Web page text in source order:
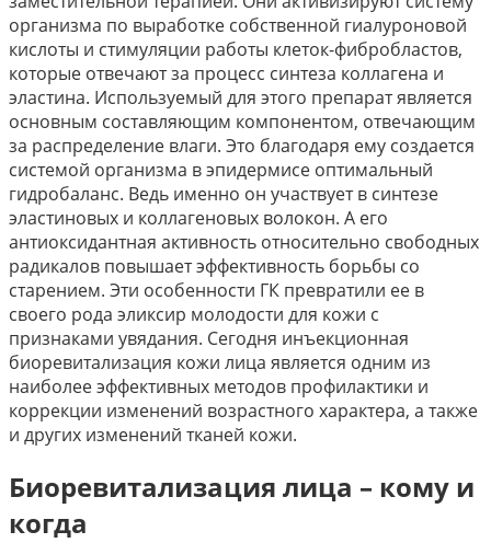
организма по выработке собственной гиалуроновой
кислоты и стимуляции работы клеток-фибробластов,
которые отвечают за процесс синтеза коллагена и
эластина. Используемый для этого препарат является
основным составляющим компонентом, отвечающим
за распределение влаги. Это благодаря ему создается
системой организма в эпидермисе оптимальный
гидробаланс. Ведь именно он участвует в синтезе
эластиновых и коллагеновых волокон. А его
антиоксидантная активность относительно свободных
радикалов повышает эффективность борьбы со
старением. Эти особенности ГК превратили ее в
своего рода эликсир молодости для кожи с
признаками увядания. Сегодня инъекционная
биоревитализация кожи лица является одним из
наиболее эффективных методов профилактики и
коррекции изменений возрастного характера, а также
и других изменений тканей кожи.
Биоревитализация лица – кому и
когда